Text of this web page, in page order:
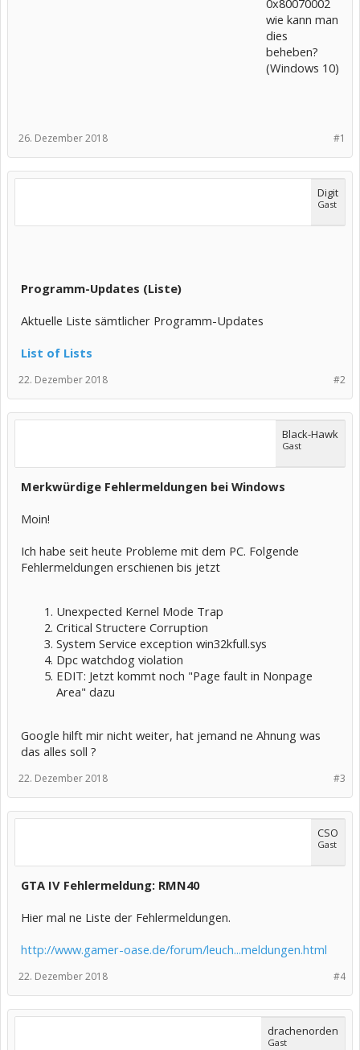
0x80070002
wie kann man
dies
beheben?
(Windows 10)
#1
26. Dezember 2018
Digit
Gast
Programm-Updates (Liste)
Aktuelle Liste sämtlicher Programm-Updates
List of Lists
#2
22. Dezember 2018
Black-Hawk
Gast
Merkwürdige Fehlermeldungen bei Windows
Moin!
Ich habe seit heute Probleme mit dem PC. Folgende
Fehlermeldungen erschienen bis jetzt
Unexpected Kernel Mode Trap
Critical Structere Corruption
System Service exception win32kfull.sys
Dpc watchdog violation
EDIT: Jetzt kommt noch "Page fault in Nonpage
Area" dazu
Google hilft mir nicht weiter, hat jemand ne Ahnung was
das alles soll ?
#3
22. Dezember 2018
CSO
Gast
GTA IV Fehlermeldung: RMN40
Hier mal ne Liste der Fehlermeldungen.
http://www.gamer-oase.de/forum/leuch...meldungen.html
#4
22. Dezember 2018
drachenorden
Gast